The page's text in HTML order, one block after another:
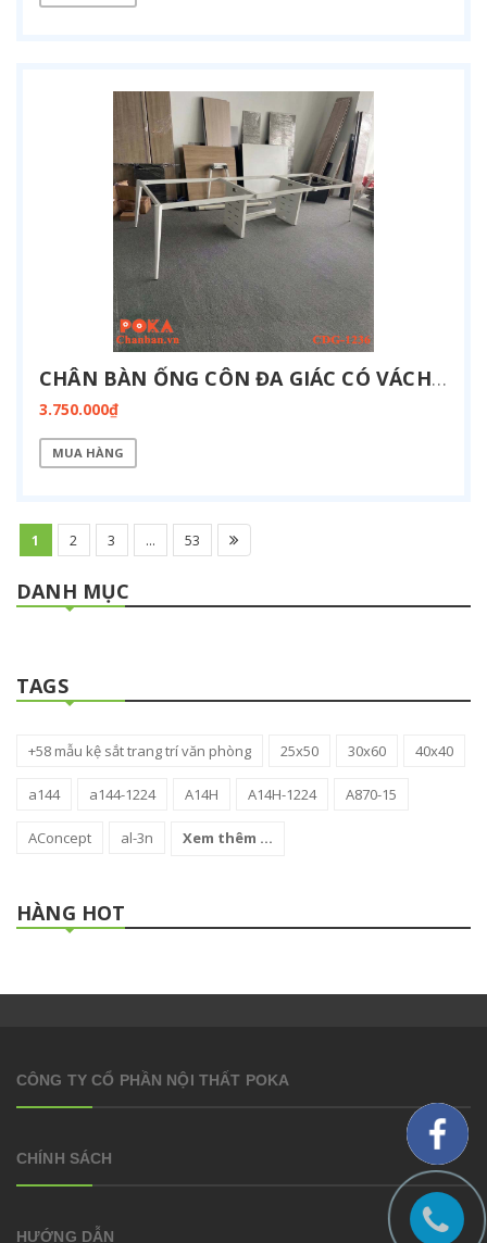
CHÂN BÀN ỐNG CÔN ĐA GIÁC CÓ VÁCH ĐIỆN 1200X3600MM CDG-1236-BOX
3.750.000₫
MUA HÀNG
1 2 3 ... 53
DANH MỤC
TAGS
+58 mẫu kệ sắt trang trí văn phòng 25x50 30x60 40x40
a144 a144-1224 A14H A14H-1224 A870-15
AConcept al-3n Xem thêm ...
HÀNG HOT
CÔNG TY CỔ PHẦN NỘI THẤT POKA
CHÍNH SÁCH
HƯỚNG DẪN